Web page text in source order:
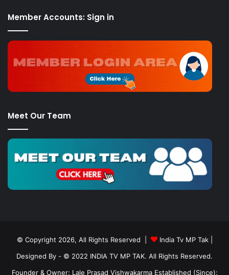
Member Accounts: Sign in
Meet Our Team
© Copyright 2026, All Rights Reserved | India Tv MP Tak|
Designed By - © 2022 INDIA TV MP TAK. All Rights Reserved.
Founder & Owner: Lale Prasad Vishwakarma Established (Since):